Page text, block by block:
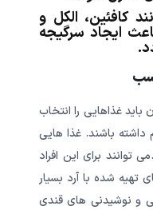
کافئین، الکل و
ایجاد سرگیجه
باید غذاهایی را انتخاب
داشته باشند. غذا هایی
توانند برای این افراد
تهیه شده با آرد بسیار
و نوشیدنی های قندی